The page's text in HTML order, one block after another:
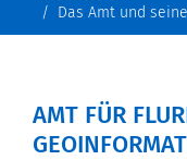
Das Amt und
AMT FÜR